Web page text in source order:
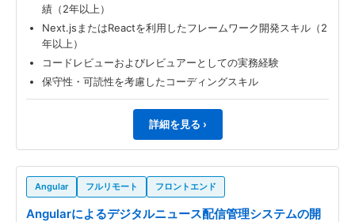
績（2年以上）
Next.jsまたはReactを利用したフレームワーク開発スキル（2
年以上）
コードレビューおよびレビュアーとしての実務経験
保守性・可読性を考慮したコーディングスキル
詳細を見る ›
Angular フルリモート フロントエンド
Angularによるデジタルニュース配信管理システムの開